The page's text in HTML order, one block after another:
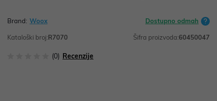
Brand: Woox Dostupno odmah
Kataloški broj:R7070 Šifra proizvoda:60450047
(0) Recenzije